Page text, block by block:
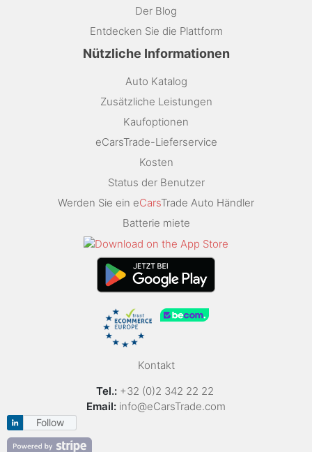
Der Blog
Entdecken Sie die Plattform
Nützliche Informationen
Auto Katalog
Zusätzliche Leistungen
Kaufoptionen
eCarsTrade-Lieferservice
Kosten
Status der Benutzer
Werden Sie ein eCarsTrade Auto Händler
Batterie miete
Kontakt
Tel.: +32 (0)2 342 22 22
Email: info@eCarsTrade.com
Follow